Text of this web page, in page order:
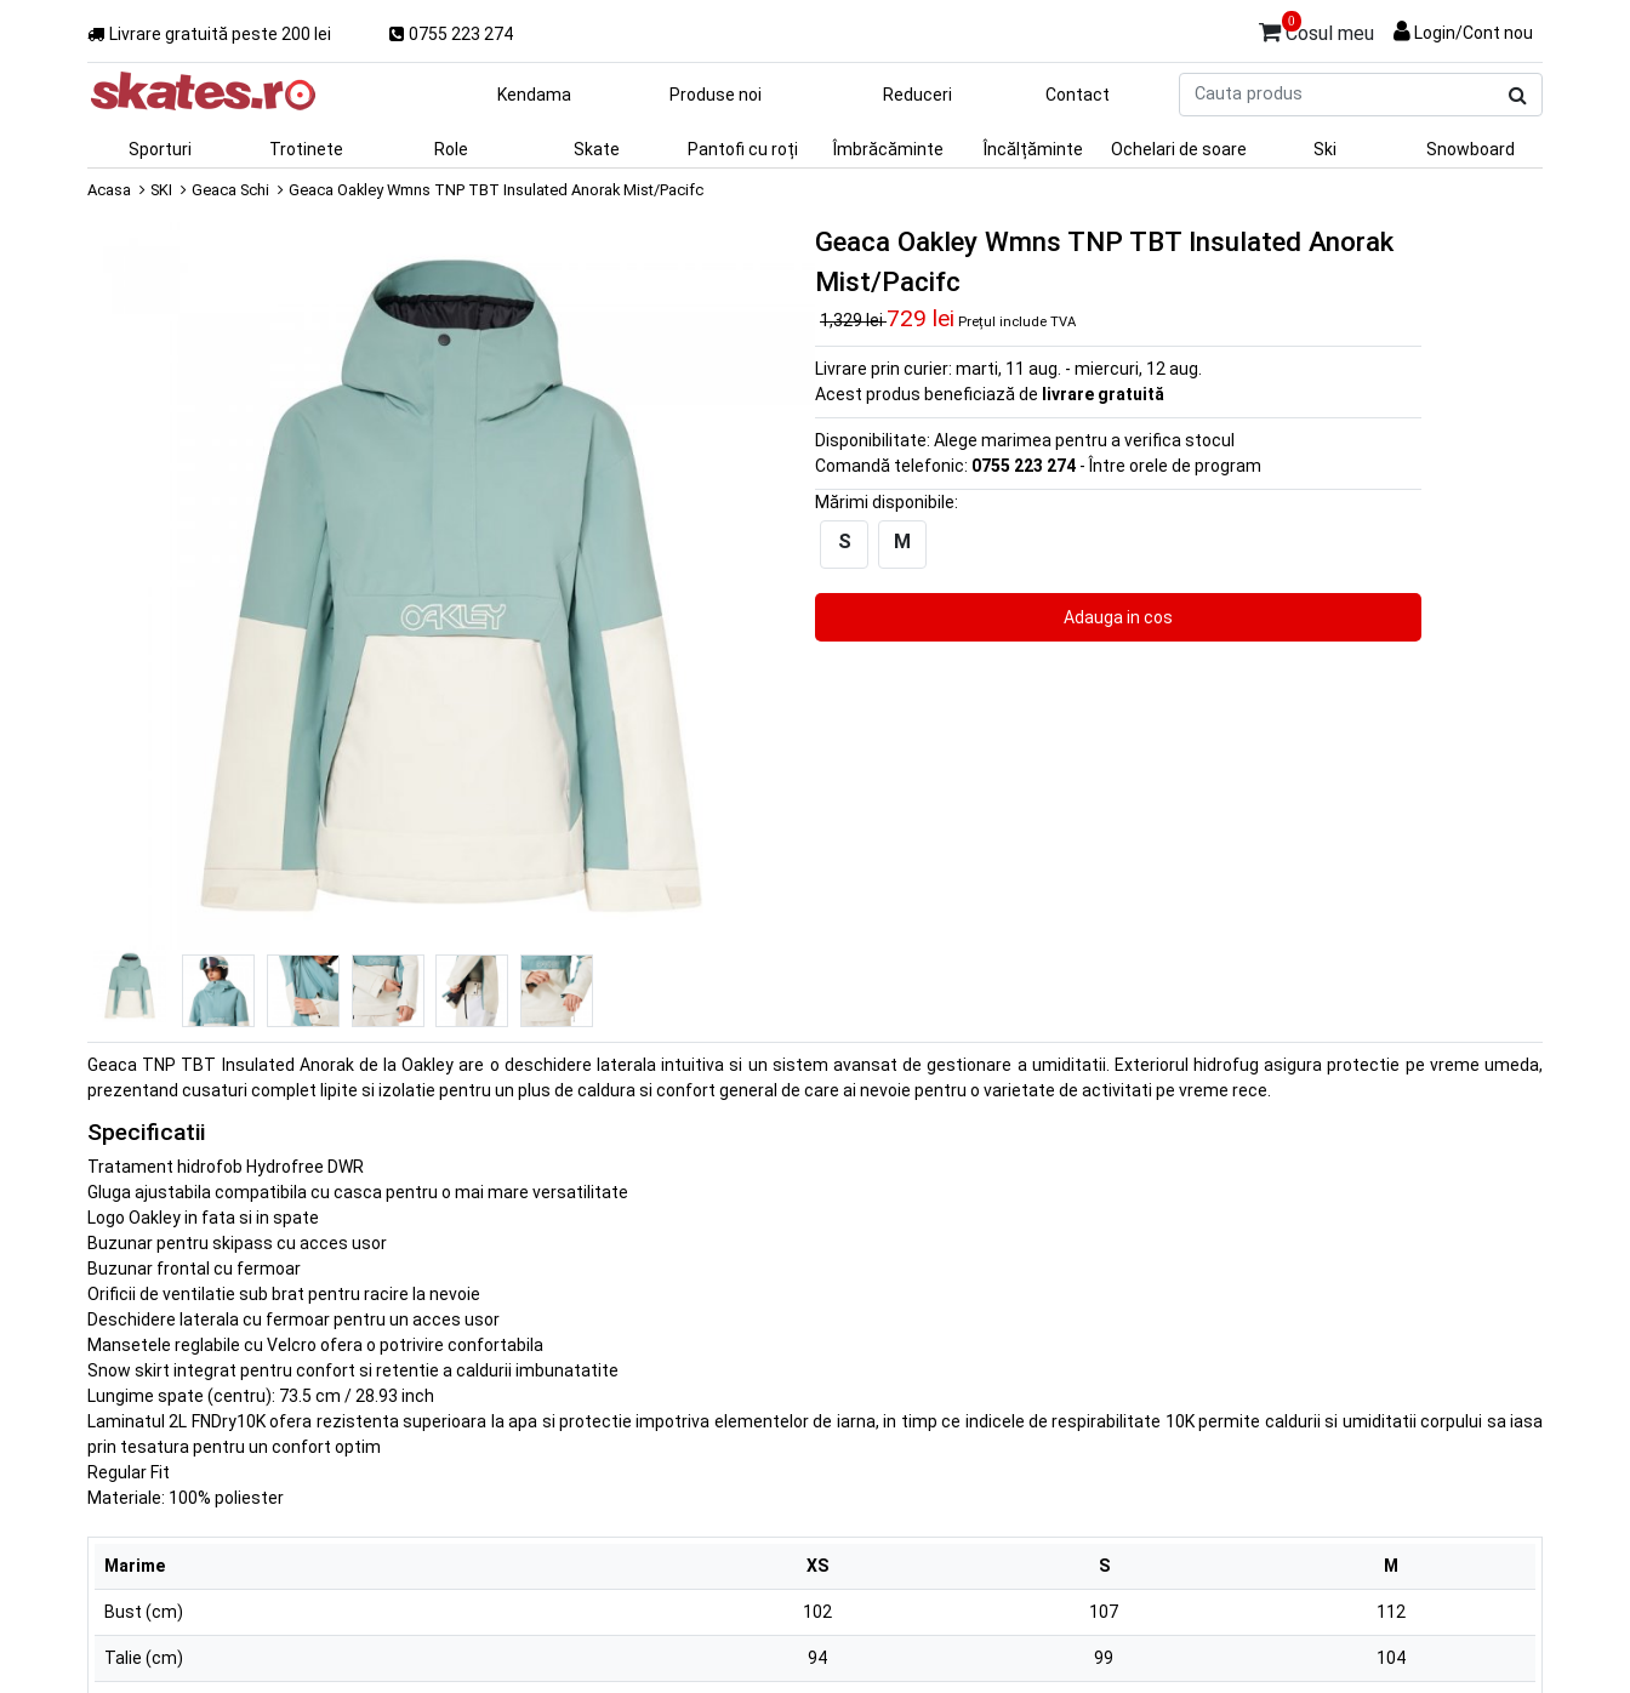
Livrare gratuită peste 200 lei 0755 223 274
0
Cosul meu Login/Cont nou
produs
Kendama Produse noi Reduceri Contact
Sporturi Trotinete Role Skate Pantofi cu roți Îmbrăcăminte Încălțăminte Ochelari de soare Ski Snowboard
Acasa SKI Geaca Schi Geaca Oakley Wmns TNP TBT Insulated Anorak Mist/Pacifc
Geaca Oakley Wmns TNP TBT Insulated Anorak
Mist/Pacifc
1,329 lei729 lei Prețul include TVA
Livrare prin curier: marti, 11 aug. - miercuri, 12 aug.
Acest produs beneficiază de livrare gratuită
Disponibilitate: Alege marimea pentru a verifica stocul
Comandă telefonic: 0755 223 274 - Între orele de program
Mărimi disponibile:
S M
Geaca TNP TBT Insulated Anorak de la Oakley are o deschidere laterala intuitiva si un sistem avansat de gestionare a umiditatii. Exteriorul hidrofug asigura protectie pe vreme umeda,
prezentand cusaturi complet lipite si izolatie pentru un plus de caldura si confort general de care ai nevoie pentru o varietate de activitati pe vreme rece.
Specificatii
Tratament hidrofob Hydrofree DWR
Gluga ajustabila compatibila cu casca pentru o mai mare versatilitate
Logo Oakley in fata si in spate
Buzunar pentru skipass cu acces usor
Buzunar frontal cu fermoar
Orificii de ventilatie sub brat pentru racire la nevoie
Deschidere laterala cu fermoar pentru un acces usor
Mansetele reglabile cu Velcro ofera o potrivire confortabila
Snow skirt integrat pentru confort si retentie a caldurii imbunatatite
Lungime spate (centru): 73.5 cm / 28.93 inch
Laminatul 2L FNDry10K ofera rezistenta superioara la apa si protectie impotriva elementelor de iarna, in timp ce indicele de respirabilitate 10K permite caldurii si umiditatii corpului sa iasa
prin tesatura pentru un confort optim
Regular Fit
Materiale: 100% poliester
Marime XS S M
Bust (cm) 102 107 112
Talie (cm) 94 99 104